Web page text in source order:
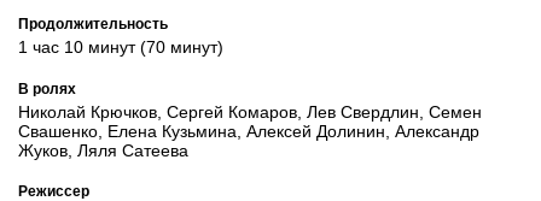
Продолжительность
1 час 10 минут (70 минут)
В ролях
Николай Крючков, Сергей Комаров, Лев Свердлин, Семен
Свашенко, Елена Кузьмина, Алексей Долинин, Александр
Жуков, Ляля Сатеева
Режиссер